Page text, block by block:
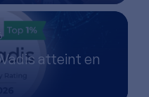
atteint en